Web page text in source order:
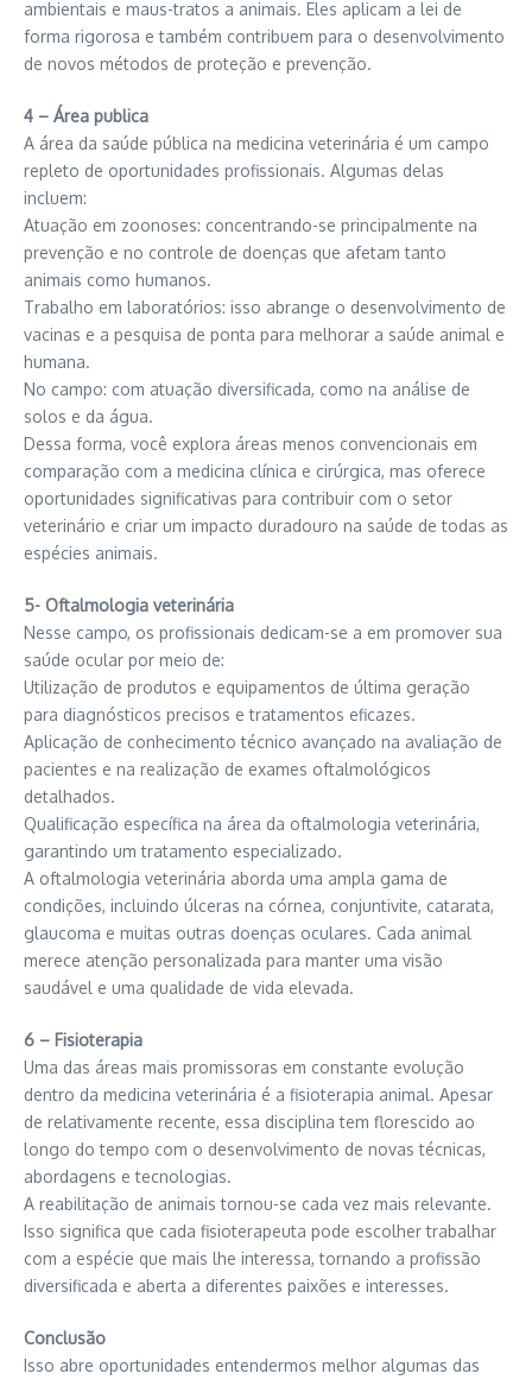
ambientais e maus-tratos a animais. Eles aplicam a lei de
forma rigorosa e também contribuem para o desenvolvimento
de novos métodos de proteção e prevenção.
4 – Área publica
A área da saúde pública na medicina veterinária é um campo
repleto de oportunidades profissionais. Algumas delas
incluem:
Atuação em zoonoses: concentrando-se principalmente na
prevenção e no controle de doenças que afetam tanto
animais como humanos.
Trabalho em laboratórios: isso abrange o desenvolvimento de
vacinas e a pesquisa de ponta para melhorar a saúde animal e
humana.
No campo: com atuação diversificada, como na análise de
solos e da água.
Dessa forma, você explora áreas menos convencionais em
comparação com a medicina clínica e cirúrgica, mas oferece
oportunidades significativas para contribuir com o setor
veterinário e criar um impacto duradouro na saúde de todas as
espécies animais.
5- Oftalmologia veterinária
Nesse campo, os profissionais dedicam-se a em promover sua
saúde ocular por meio de:
Utilização de produtos e equipamentos de última geração
para diagnósticos precisos e tratamentos eficazes.
Aplicação de conhecimento técnico avançado na avaliação de
pacientes e na realização de exames oftalmológicos
detalhados.
Qualificação específica na área da oftalmologia veterinária,
garantindo um tratamento especializado.
A oftalmologia veterinária aborda uma ampla gama de
condições, incluindo úlceras na córnea, conjuntivite, catarata,
glaucoma e muitas outras doenças oculares. Cada animal
merece atenção personalizada para manter uma visão
saudável e uma qualidade de vida elevada.
6 – Fisioterapia
Uma das áreas mais promissoras em constante evolução
dentro da medicina veterinária é a fisioterapia animal. Apesar
de relativamente recente, essa disciplina tem florescido ao
longo do tempo com o desenvolvimento de novas técnicas,
abordagens e tecnologias.
A reabilitação de animais tornou-se cada vez mais relevante.
Isso significa que cada fisioterapeuta pode escolher trabalhar
com a espécie que mais lhe interessa, tornando a profissão
diversificada e aberta a diferentes paixões e interesses.
Conclusão
Isso abre oportunidades entendermos melhor algumas das